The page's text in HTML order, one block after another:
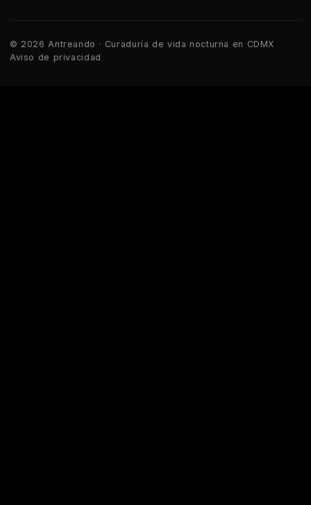
© 2026 Antreando · Curaduría de vida nocturna en CDMX
Aviso de privacidad